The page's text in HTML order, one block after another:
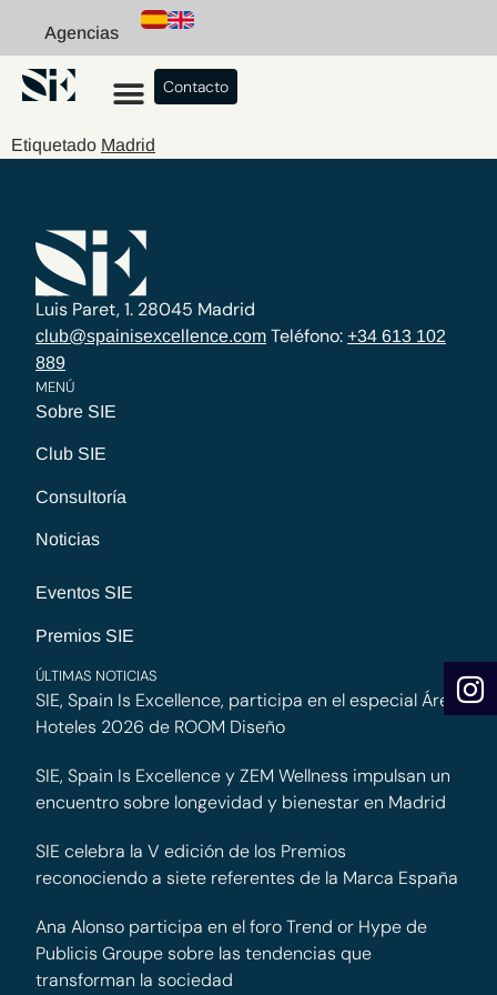
Agencias
Contacto
Etiquetado Madrid
Luis Paret, 1. 28045 Madrid
club@spainisexcellence.com Teléfono: +34 613 102
889
MENÚ
Sobre SIE
Club SIE
Consultoría
Noticias
Eventos SIE
Premios SIE
ÚLTIMAS NOTICIAS
SIE, Spain Is Excellence, participa en el especial Área
Hoteles 2026 de ROOM Diseño
SIE, Spain Is Excellence y ZEM Wellness impulsan un
encuentro sobre longevidad y bienestar en Madrid
SIE celebra la V edición de los Premios
reconociendo a siete referentes de la Marca España
Ana Alonso participa en el foro Trend or Hype de
Publicis Groupe sobre las tendencias que
transforman la sociedad